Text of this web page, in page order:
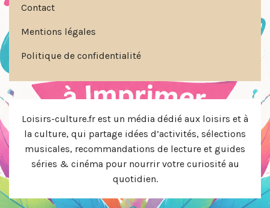
Contact
Mentions légales
Politique de confidentialité
Loisirs-culture.fr est un média dédié aux loisirs et à
la culture, qui partage idées d’activités, sélections
musicales, recommandations de lecture et guides
séries & cinéma pour nourrir votre curiosité au
quotidien.